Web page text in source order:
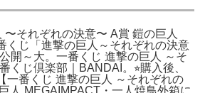
それぞれの決意〜 A賞 鎧の巨人
くじ「進撃の巨人～それぞれの決意
開～大。一番くじ 進撃の巨人 ～そ
くじ倶楽部｜BANDAI。⭐︎購入後、
一番くじ 進撃の巨人 ～それぞれの
人 MEGAIMPACT・一人焼鳥外箱に